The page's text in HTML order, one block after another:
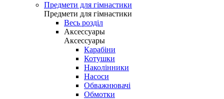
Предмети для гімнастики
Предмети для гімнастики
Весь розділ
Аксессуары
Аксессуары
Карабіни
Котушки
Наколінники
Насоси
Обважнювачі
Обмотки